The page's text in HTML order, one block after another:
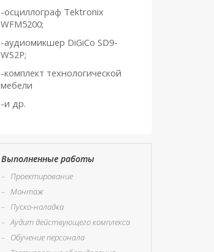
-осциллограф Tektronix
WFM5200;
-аудиомикшер DiGiCo SD9-
WS2P;
-комплект технологической
мебели
-и др.
Выполненные работы
–Проектирование
–Монтаж
–Пуско-наладка
–Аудит действующего комплекса
– Обучение персонала